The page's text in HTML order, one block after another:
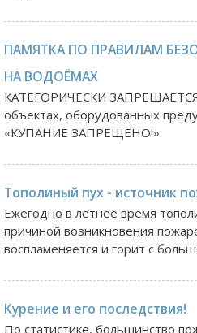
ПАМЯТКА ПО ПРАВИЛАМ
НА ВОДОЁМАХ
КАТЕГОРИЧЕСКИ ЗАПРЕЩАЕТСЯ
объектах, оборудованных
«КУПАНИЕ ЗАПРЕЩЕНО!»
Тополиный пух - источник
Ежегодно в летнее время
причиной возникновения
воспламеняется и горит с
Курение и его последствия!
По статистике, большинство